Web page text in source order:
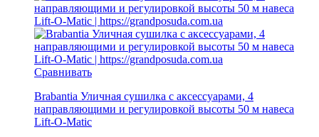
Сравнивать
Brabantia Уличная сушилка с аксессуарами, 4
направляющими и регулировкой высоты 50 м навеса
Lift-O-Matic